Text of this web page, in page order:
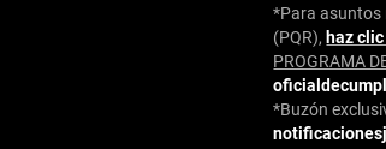
*Para asuntos
(PQR), haz
PROGRAMA
*Buzón